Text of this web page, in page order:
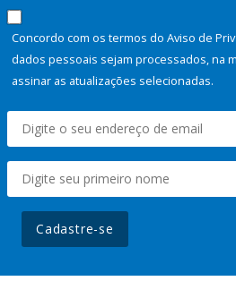
Concordo com os termos do Aviso de
dados pessoais sejam processados, na
assinar as atualizações selecionadas.
Cadastre-se